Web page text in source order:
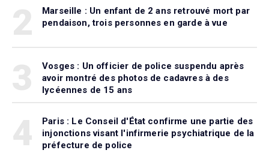
Marseille : Un enfant de 2 ans retrouvé mort par
pendaison, trois personnes en garde à vue
Vosges : Un officier de police suspendu après
avoir montré des photos de cadavres à des
lycéennes de 15 ans
Paris : Le Conseil d'État confirme une partie des
injonctions visant l'infirmerie psychiatrique de la
préfecture de police